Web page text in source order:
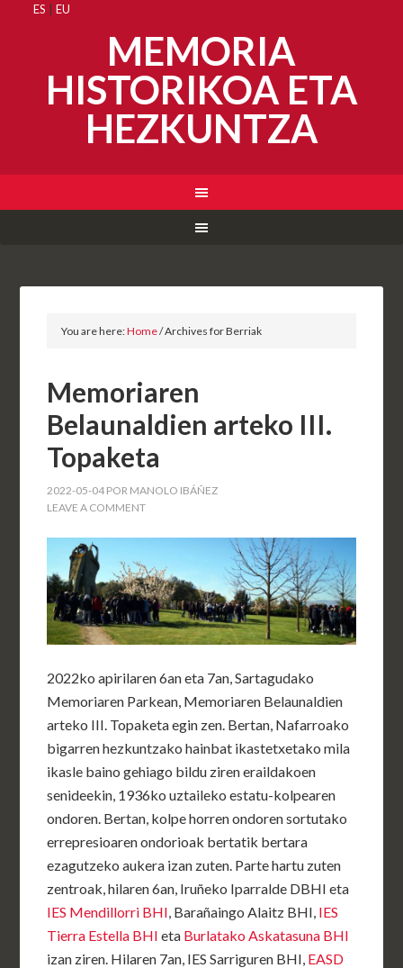
ES EU
MEMORIA
HISTORIKOA ETA
HEZKUNTZA
You are here:Home/Archives for Berriak
Memoriaren
Belaunaldien arteko III.
Topaketa
2022-05-04 POR MANOLO IBÁÑEZ
LEAVE A COMMENT
2022ko apirilaren 6an eta 7an, Sartagudako
Memoriaren Parkean, Memoriaren Belaunaldien
arteko III. Topaketa egin zen. Bertan, Nafarroako
bigarren hezkuntzako hainbat ikastetxetako mila
ikasle baino gehiago bildu ziren eraildakoen
senideekin, 1936ko uztaileko estatu-kolpearen
ondoren. Bertan, kolpe horren ondoren sortutako
errepresioaren ondorioak bertatik bertara
ezagutzeko aukera izan zuten. Parte hartu zuten
zentroak, hilaren 6an, Iruñeko Iparralde DBHI eta
IES Mendillorri BHI, Barañaingo Alaitz BHI, IES
Tierra Estella BHI eta Burlatako Askatasuna BHI
izan ziren. Hilaren 7an, IES Sarriguren BHI, EASD